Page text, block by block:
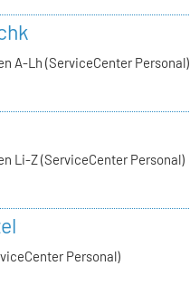
A-Lh (ServiceCenter Personal)
Li-Z (ServiceCenter Personal)
Personal)